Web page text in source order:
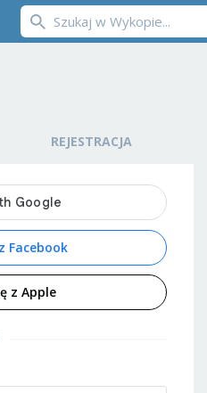
REJESTRACJA
Facebook
z Apple